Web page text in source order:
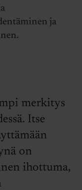
ja
merkitys
Itse
on
ihottuma,